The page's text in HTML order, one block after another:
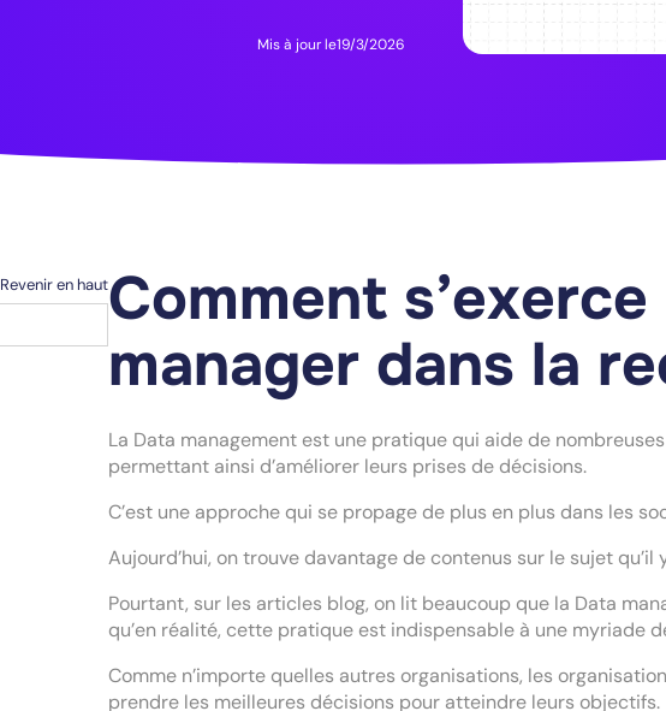
Mis à jour le19/3/2026
Revenir en hautComment
manager dans la
La Data management est une pratique qui aide de
permettant ainsi d’améliorer leurs prises de décisions.
C’est une approche qui se propage de plus en plus dans les
Aujourd’hui, on trouve davantage de contenus sur le sujet qu’il
Pourtant, sur les articles blog, on lit beaucoup que la Data
qu’en réalité, cette pratique est indispensable à une myriade
Comme n’importe quelles autres organisations, les
prendre les meilleures décisions pour atteindre leurs objectifs.